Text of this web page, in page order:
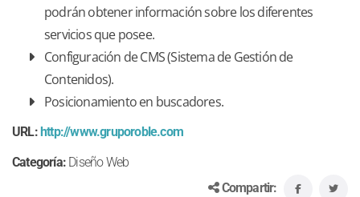
podrán obtener información sobre los diferentes
servicios que posee.
Configuración de CMS (Sistema de Gestión de
Contenidos).
Posicionamiento en buscadores.
URL:http://www.gruporoble.com
Categoría: Diseño Web
Compartir: